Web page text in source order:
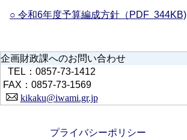
○ 令和6年度予算編成方針（PDF 344KB)
企画財政課へのお問い合わせ
TEL：0857-73-1412
FAX：0857-73-1569
kikaku@iwami.gr.jp
プライバシーポリシー